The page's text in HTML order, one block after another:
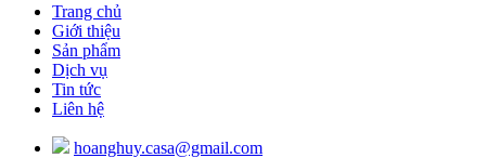
Trang chủ
Giới thiệu
Sản phẩm
Dịch vụ
Tin tức
Liên hệ
hoanghuy.casa@gmail.com